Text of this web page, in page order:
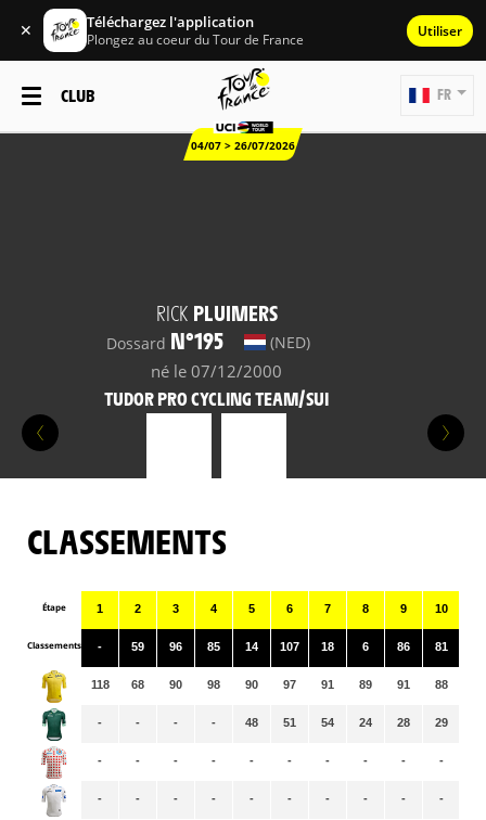
✕ Téléchargez l'application
Plongez au coeur du Tour de France Utiliser
CLUB
04/07 > 26/07/2026
FR
RICK PLUIMERS
Dossard N°195 (NED)
né le 07/12/2000
TUDOR PRO CYCLING TEAM/SUI
CLASSEMENTS
Étape
Classements
1
-
118
-
-
-
2
59
68
-
-
-
3
96
90
-
-
-
4
85
98
-
-
-
5
14
90
48
-
-
6
107
97
51
-
-
7
18
91
54
-
-
8
6
89
24
-
-
9
86
91
28
-
-
10
81
88
29
-
-